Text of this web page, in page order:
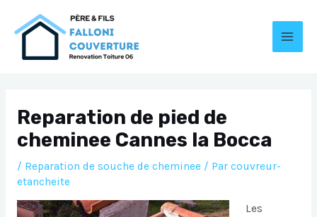
Reparation de pied de
cheminee Cannes la Bocca
/ Reparation de souche de cheminee/ Par couvreur-
etancheite
Les